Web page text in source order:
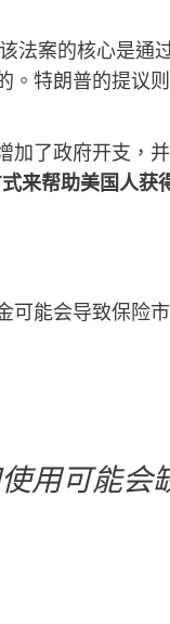
法案的核心是通
。特朗普的提议
加了政府开支，
来帮助美国人获
能会导致保险
用可能会